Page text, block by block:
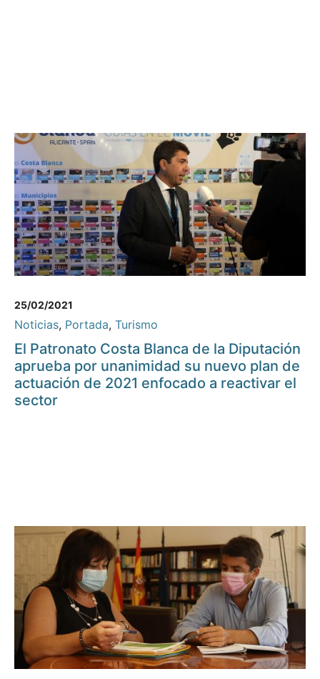
25/02/2021
Noticias, Portada, Turismo
El Patronato Costa Blanca de la Diputación
aprueba por unanimidad su nuevo plan de
actuación de 2021 enfocado a reactivar el
sector